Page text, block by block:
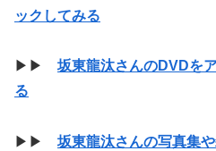
ックしてみる
▶▶ 坂東龍汰さんのDVDを
る
▶▶ 坂東龍汰さんの写真集